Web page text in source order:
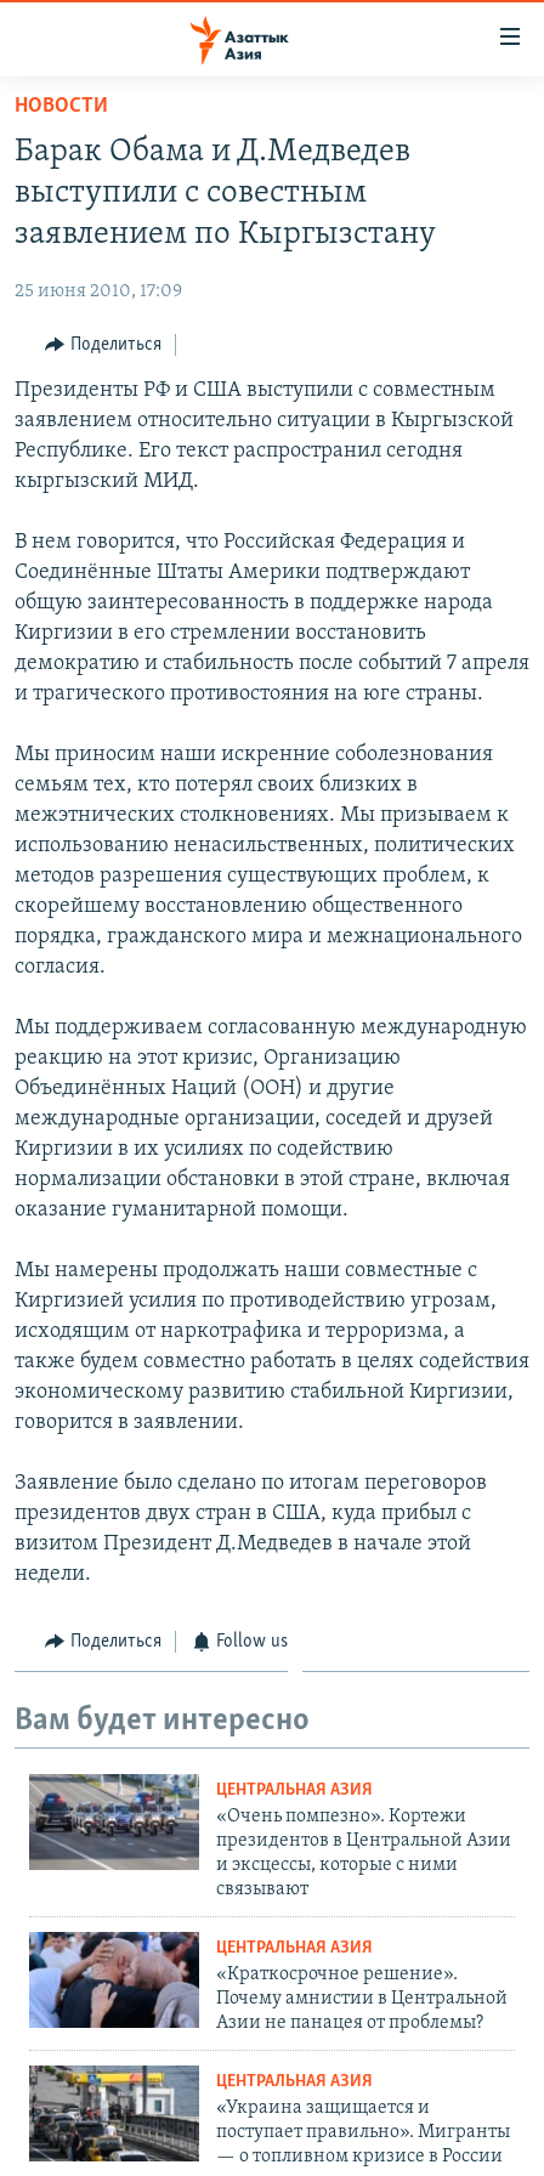
Вернуться
основному
содержанию
Вернутся
главной
Вернутся
поиску
ЦЕНТРАЛЬНАЯ АЗИЯ
КАЗАХСТАН
ТАДЖИКИСТАН
НОВОСТИ
ВОЙНА В УКРАИНЕ
КЫРГЫЗЧА
ЎЗБЕКЧА
ТОҶИКӢ
TÜRKMENÇE
Все сайты РСЕ/РС
НОВОСТИ
Барак Обама и Д.Медведев
выступили с совестным
заявлением по Кыргызстану
25 июня 2010, 17:09
Поделиться
Президенты РФ и США выступили с совместным
заявлением относительно ситуации в Кыргызской
Республике. Его текст распространил сегодня
кыргызский МИД.
В нем говорится, что Российская Федерация и
Соединённые Штаты Америки подтверждают
общую заинтересованность в поддержке народа
Киргизии в его стремлении восстановить
демократию и стабильность после событий 7 апреля
и трагического противостояния на юге страны.
Мы приносим наши искренние соболезнования
семьям тех, кто потерял своих близких в
межэтнических столкновениях. Мы призываем к
использованию ненасильственных, политических
методов разрешения существующих проблем, к
скорейшему восстановлению общественного
порядка, гражданского мира и межнационального
согласия.
Мы поддерживаем согласованную международную
реакцию на этот кризис, Организацию
Объединённых Наций (ООН) и другие
международные организации, соседей и друзей
Киргизии в их усилиях по содействию
нормализации обстановки в этой стране, включая
оказание гуманитарной помощи.
Мы намерены продолжать наши совместные с
Киргизией усилия по противодействию угрозам,
исходящим от наркотрафика и терроризма, а
также будем совместно работать в целях содействия
экономическому развитию стабильной Киргизии,
говорится в заявлении.
Заявление было сделано по итогам переговоров
президентов двух стран в США, куда прибыл с
визитом Президент Д.Медведев в начале этой
недели.
Поделиться Follow us
Вам будет интересно
ЦЕНТРАЛЬНАЯ АЗИЯ
«Очень помпезно». Кортежи
президентов в Центральной Азии
и эксцессы, которые с ними
связывают
ЦЕНТРАЛЬНАЯ АЗИЯ
«Краткосрочное решение».
Почему амнистии в Центральной
Азии не панацея от проблемы?
ЦЕНТРАЛЬНАЯ АЗИЯ
«Украина защищается и
поступает правильно». Мигранты
— о топливном кризисе в России